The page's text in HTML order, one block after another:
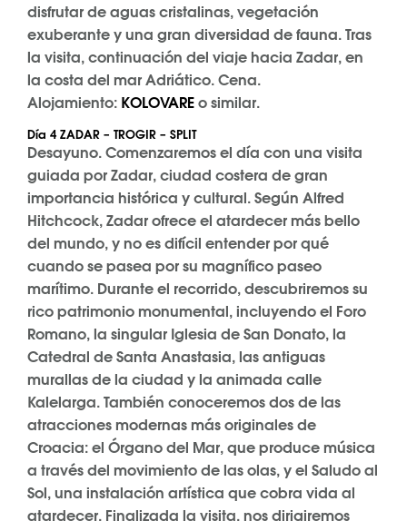
disfrutar de aguas cristalinas, vegetación
exuberante y una gran diversidad de fauna. Tras
la visita, continuación del viaje hacia Zadar, en
la costa del mar Adriático. Cena.
Alojamiento: KOLOVAREo similar.
Día 4 ZADAR – TROGIR – SPLIT
Desayuno. Comenzaremos el día con una visita
guiada por Zadar, ciudad costera de gran
importancia histórica y cultural. Según Alfred
Hitchcock, Zadar ofrece el atardecer más bello
del mundo, y no es difícil entender por qué
cuando se pasea por su magnífico paseo
marítimo. Durante el recorrido, descubriremos su
rico patrimonio monumental, incluyendo el Foro
Romano, la singular Iglesia de San Donato, la
Catedral de Santa Anastasia, las antiguas
murallas de la ciudad y la animada calle
Kalelarga. También conoceremos dos de las
atracciones modernas más originales de
Croacia: el Órgano del Mar, que produce música
a través del movimiento de las olas, y el Saludo al
Sol, una instalación artística que cobra vida al
atardecer. Finalizada la visita, nos dirigiremos